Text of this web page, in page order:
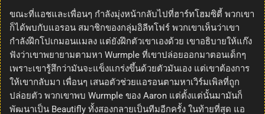
ขณะที่แอชและเพื่อนๆ กำลังมุ่งหน้ากลับไปที่ฮาร์ทโฮมซิตี้ พวกเขา
ก็ได้พบกับแอรอน สมาชิกของกลุ่มอิลีทโฟร์ พวกเขาเห็นว่าเขา
กำลังฝึกโปเกมอนแมลง แต่ยังฝึกตัวเขาเองด้วย เขาอธิบายให้แก๊ง
ฟังว่าเขาพยายามตามหา Wurmple ที่เขาปล่อยออกมาตอนเด็กๆ
เพราะเขารู้สึกว่ามันจะแข็งแกร่งขึ้นด้วยตัวมันเอง แต่เขาต้องการ
ให้เขากลับมา เพื่อนๆ เสนอตัวช่วยแอรอนตามหาเวิร์มเพิลที่ถูก
ปล่อยตัว พวกเขาพบ Wurmple ของ Aaron แต่ตั้งแต่นั้นมามันก็
พัฒนาเป็น Beautifly ทั้งสองกลายเป็นทีมอีกครั้ง ในท้ายที่สุด แอ